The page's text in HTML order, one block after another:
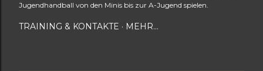
Jugendhandball von den Minis bis zur A-Jugend spielen.
TRAINING & KONTAKTE MEHR…